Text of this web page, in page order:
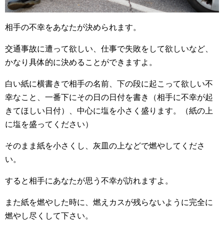
相手の不幸をあなたが決められます。
交通事故に遭って欲しい、仕事で失敗をして欲しいなど、
かなり具体的に決めることができますよ。
白い紙に横書きで相手の名前、下の段に起こって欲しい不
幸なこと、一番下にその日の日付を書き（相手に不幸が起
きてほしい日付）、中心に塩を小さく盛ります。（紙の上
に塩を盛ってください）
そのまま紙を小さくし、灰皿の上などで燃やしてくださ
い。
すると相手にあなたが思う不幸が訪れますよ。
また紙を燃やした時に、燃えカスが残らないように完全に
燃やし尽くして下さい。